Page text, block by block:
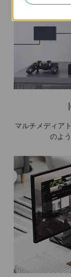
マルチメディア
のよ